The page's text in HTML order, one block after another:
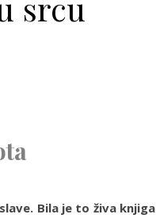
Bila je to živa knjiga